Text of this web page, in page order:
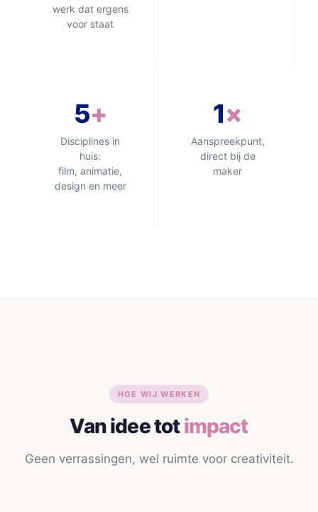
werk dat ergens
voor staat
5+
Disciplines in
huis:
film, animatie,
design en meer
1×
Aanspreekpunt,
direct bij de
maker
HOE WIJ WERKEN
Van idee totimpact
Geen verrassingen, wel ruimte voor creativiteit.